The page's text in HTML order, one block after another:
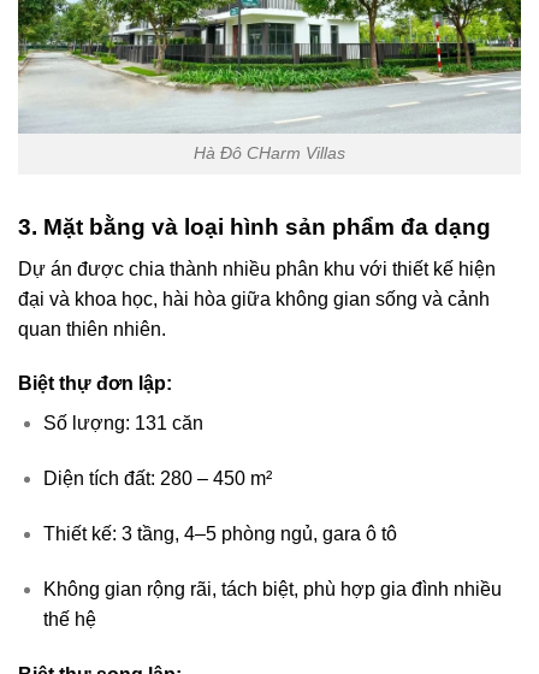
Hà Đô CHarm Villas
3. Mặt bằng và loại hình sản phẩm đa dạng
Dự án được chia thành nhiều phân khu với thiết kế hiện
đại và khoa học, hài hòa giữa không gian sống và cảnh
quan thiên nhiên.
Biệt thự đơn lập:
Số lượng: 131 căn
Diện tích đất: 280 – 450 m²
Thiết kế: 3 tầng, 4–5 phòng ngủ, gara ô tô
Không gian rộng rãi, tách biệt, phù hợp gia đình nhiều
thế hệ